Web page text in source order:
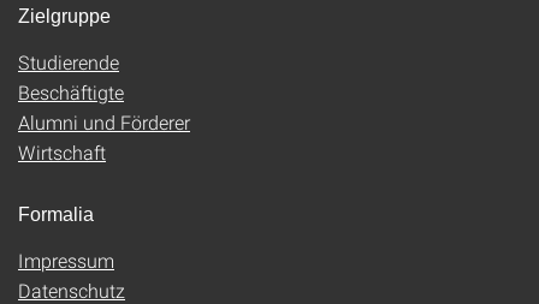
Zielgruppe
Studierende
Beschäftigte
Alumni und Förderer
Wirtschaft
Formalia
Impressum
Datenschutz